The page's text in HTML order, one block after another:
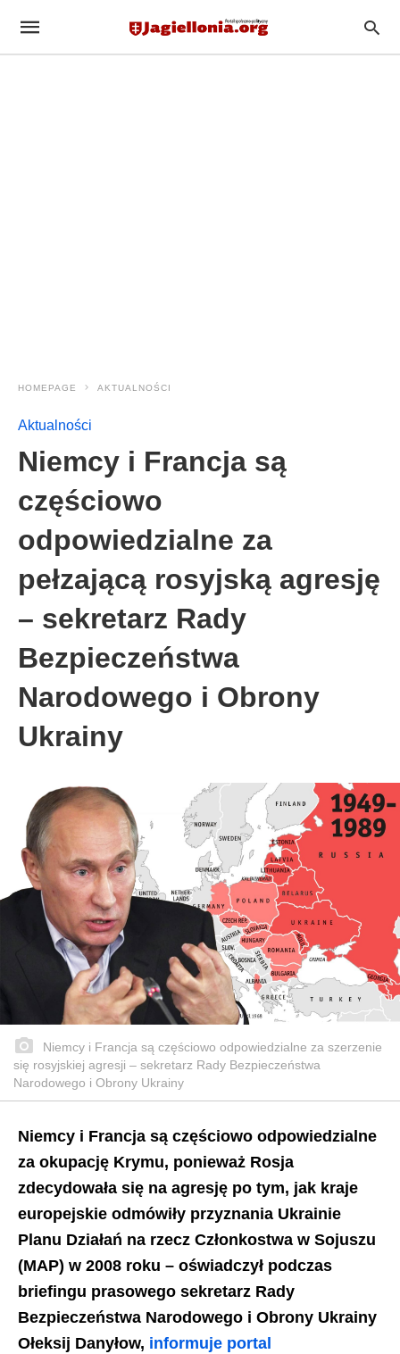
HOMEPAGE AKTUALNOŚCI
Aktualności
Niemcy i Francja są
częściowo
odpowiedzialne za
pełzającą rosyjską agresję
– sekretarz Rady
Bezpieczeństwa
Narodowego i Obrony
Ukrainy
Niemcy i Francja są częściowo odpowiedzialne za szerzenie
się rosyjskiej agresji – sekretarz Rady Bezpieczeństwa
Narodowego i Obrony Ukrainy
Niemcy i Francja są częściowo odpowiedzialne
za okupację Krymu, ponieważ Rosja
zdecydowała się na agresję po tym, jak kraje
europejskie odmówiły przyznania Ukrainie
Planu Działań na rzecz Członkostwa w Sojuszu
(MAP) w 2008 roku – oświadczył podczas
briefingu prasowego sekretarz Rady
Bezpieczeństwa Narodowego i Obrony Ukrainy
Ołeksij Danyłow, informuje portal